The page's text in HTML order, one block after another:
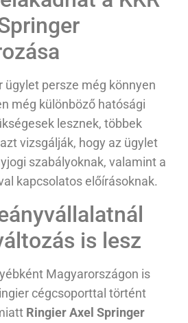
ügylet persze még könnyen
még különböző hatósági
lesznek, többek
vizsgálják, hogy az ügylet
szabályoknak, valamint a
kapcsolatos előírásoknak.
is lesz
Magyarországon is
cégcsoporttal történt
Ringier Axel Springer